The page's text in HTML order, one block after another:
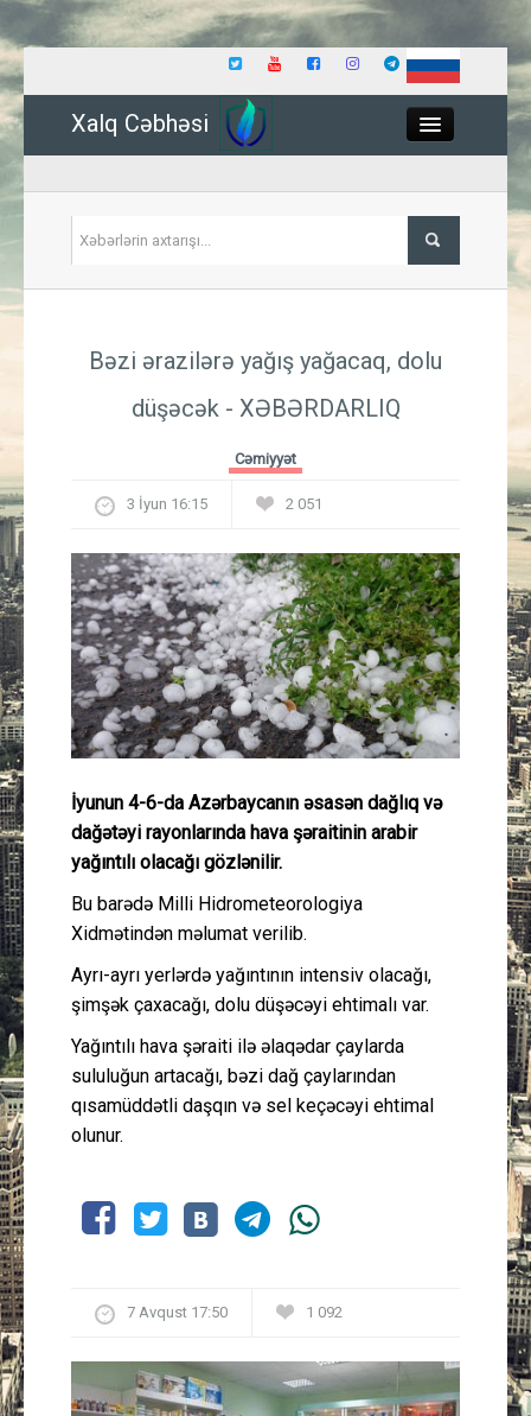
Xalq Cəbhəsi
İqtisadiyyat
Güney Azərbaycan
Mədəniyyət
Müsahibə
İdman
Layihə
Peşə etikası
Əlaqə
Bəzi ərazilərə yağış yağacaq, dolu
düşəcək - XƏBƏRDARLIQ
Cəmiyyət
3 İyun 16:15 2 051
İyunun 4-6-da Azərbaycanın əsasən dağlıq və
dağətəyi rayonlarında hava şəraitinin arabir
yağıntılı olacağı gözlənilir.
Bu barədə Milli Hidrometeorologiya
Xidmətindən məlumat verilib.
Ayrı-ayrı yerlərdə yağıntının intensiv olacağı,
şimşək çaxacağı, dolu düşəcəyi ehtimalı var.
Yağıntılı hava şəraiti ilə əlaqədar çaylarda
sululuğun artacağı, bəzi dağ çaylarından
qısamüddətli daşqın və sel keçəcəyi ehtimal
olunur.
7 Avqust 17:50 1 092